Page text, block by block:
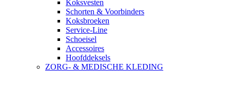
Koksvesten
Schorten & Voorbinders
Koksbroeken
Service-Line
Schoeisel
Accessoires
Hoofddeksels
ZORG- & MEDISCHE KLEDING